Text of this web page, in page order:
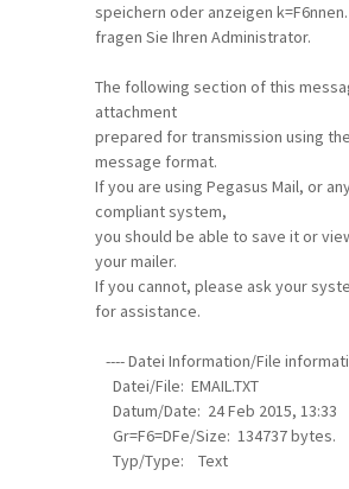
speichern oder anzeigen
fragen Sie Ihren Administrator.
The following section of this
attachment
prepared for transmission using
message format.
If you are using Pegasus Mail, or
compliant system,
you should be able to save it or
your mailer.
If you cannot, please ask your
for assistance.
---- Datei Information/File
Datei/File: EMAIL.TXT
Datum/Date: 24 Feb 2015, 13:33
Gr=F6=DFe/Size: 134737 bytes.
Typ/Type: Text